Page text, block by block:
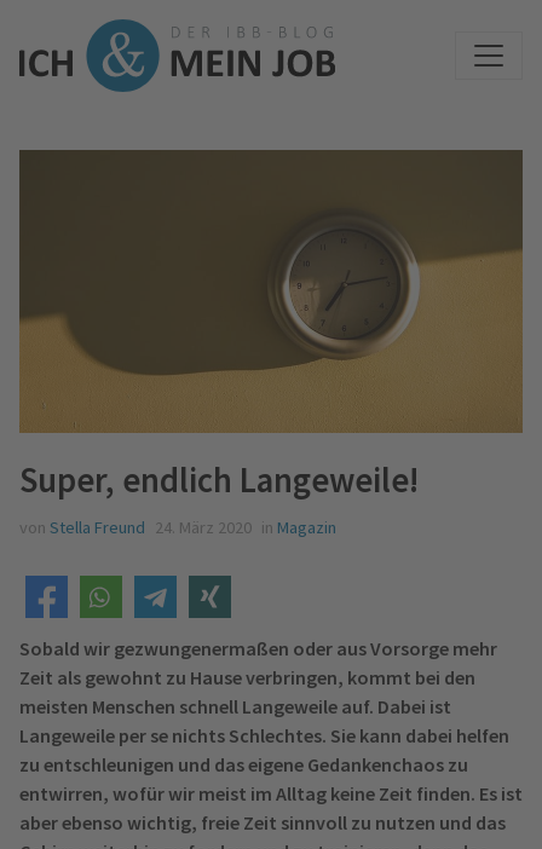
Super, endlich Langeweile!
von Stella Freund 24. März 2020 in Magazin
Sobald wir gezwungenermaßen oder aus Vorsorge mehr
Zeit als gewohnt zu Hause verbringen, kommt bei den
meisten Menschen schnell Langeweile auf. Dabei ist
Langeweile per se nichts Schlechtes. Sie kann dabei helfen
zu entschleunigen und das eigene Gedankenchaos zu
entwirren, wofür wir meist im Alltag keine Zeit finden. Es ist
aber ebenso wichtig, freie Zeit sinnvoll zu nutzen und das